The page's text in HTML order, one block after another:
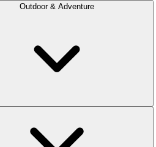
Outdoor & Adventure